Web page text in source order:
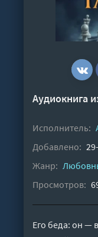
Аудиокнига
Исполнитель:
Добавлено:
Жанр:
Просмотров:
Его беда: он —